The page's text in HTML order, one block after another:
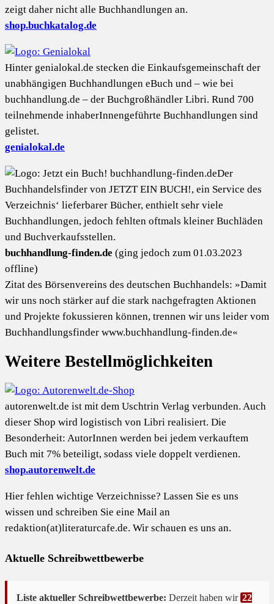
zeigt daher nicht alle Buchhandlungen an.
shop.buchkatalog.de
Hinter genialokal.de stecken die Einkaufsgemeinschaft der
unabhängigen Buchhandlungen eBuch und – wie bei
buchhandlung.de – der Buchgroßhändler Libri. Rund 700
teilnehmende inhaberInnengeführte Buchhandlungen sind
gelistet.
genialokal.de
Der
Buchhandelsfinder von JETZT EIN BUCH!, ein Service des
Verzeichnis‘ lieferbarer Bücher, enthielt sehr viele
Buchhandlungen, jedoch fehlten oftmals kleiner Buchläden
und Buchverkaufsstellen.
buchhandlung-finden.de (ging jedoch zum 01.03.2023
offline)
Zitat des Börsenvereins des deutschen Buchhandels: »Damit
wir uns noch stärker auf die stark nachgefragten Aktionen
und Projekte fokussieren können, trennen wir uns leider vom
Buchhandlungsfinder www.buchhandlung-finden.de«
Weitere Bestellmöglichkeiten
autorenwelt.de ist mit dem Uschtrin Verlag verbunden. Auch
dieser Shop wird logistisch von Libri realisiert. Die
Besonderheit: AutorInnen werden bei jedem verkauftem
Buch mit 7% beteiligt, sodass viele doppelt verdienen.
shop.autorenwelt.de
Hier fehlen wichtige Verzeichnisse? Lassen Sie es uns
wissen und schreiben Sie eine Mail an
redaktion(at)literaturcafe.de. Wir schauen es uns an.
Aktuelle Schreibwettbewerbe
Liste aktueller Schreibwettbewerbe: Derzeit haben wir 22